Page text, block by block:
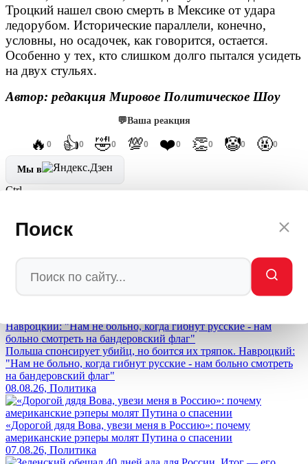
Поиск
Троцкий нашел свою смерть в Мексике от удара
ледорубом. Исторические параллели, конечно,
условны, но осадочек, как говорится, остается.
Особенно у тех, кто слишком долго пытался усидеть
на двух стульях.
Автор: редакция Мировое Политическое Шоу
💬Ваша реакция
🔥 0 👍0 🤣0 💯0 ❤️0 👏0 🤡0 🤬0
Мы в
Ctrl
Выделите текст и нажмите
Лента новостей
Зеленский в Белграде. Не брат ты больше сербам: Вучич
обнимает врага России на глазах у потрясённого народа
Польша спонсирует убийц, но боится их тряпок. Навроцкий:
"Нам не больно, когда гибнут русские - нам больно смотреть
на бандеровский флаг"
08.08.26, Политика
«Дорогой дядя Вова, увези меня в Россию»: почему
американские рэперы молят Путина о спасении
07.08.26, Политика